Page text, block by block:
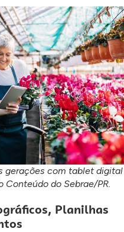
gerações com tablet digital
Conteúdo do Sebrae/PR.
Planilhas